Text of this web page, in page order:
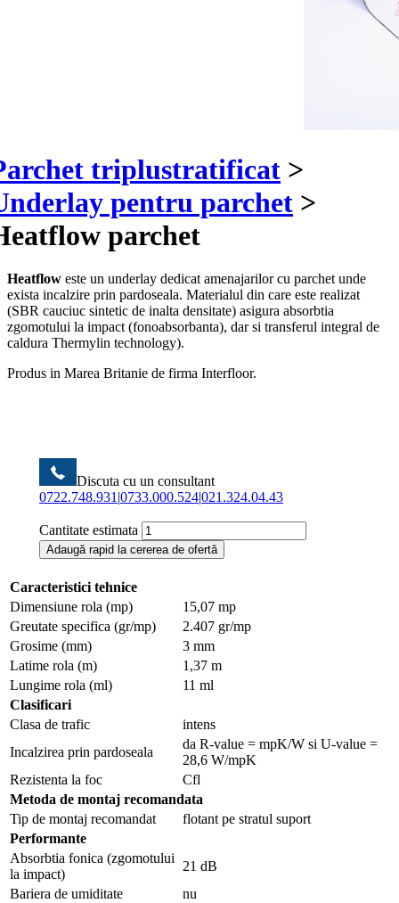
triplustratificat >
pentru parchet >
parchet
Heatflow este un underlay dedicat amenajarilor cu parchet unde
exista incalzire prin pardoseala. Materialul din care este realizat
(SBR cauciuc sintetic de inalta densitate) asigura absorbtia
zgomotului la impact (fonoabsorbanta), dar si transferul integral de
caldura Thermylin technology).
Produs in Marea Britanie de firma Interfloor.
Discuta cu un consultant
0722.748.931 |0733.000.524|021.324.04.43
Cantitate estimata
Adaugă rapid la cererea de ofertă
Caracteristici tehnice
Dimensiune rola (mp)
15,07 mp
Greutate specifica (gr/mp)
2.407 gr/mp
Grosime (mm)
3 mm
Latime rola (m)
1,37 m
Lungime rola (ml)
11 ml
Clasificari
Clasa de trafic
intens
Incalzirea prin pardoseala
da R-value = mpK/W si U-value =
28,6 W/mpK
Rezistenta la foc
Cfl
Metoda de montaj recomandata
Tip de montaj recomandat
flotant pe stratul suport
Performante
Absorbtia fonica (zgomotului
la impact)
21 dB
Bariera de umiditate
nu